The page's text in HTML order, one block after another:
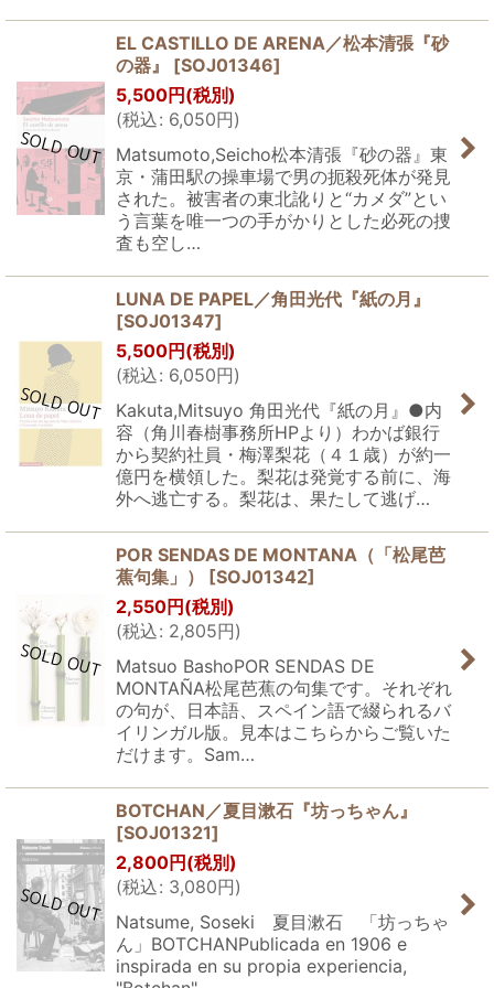
EL CASTILLO DE ARENA／松本清張『砂
の器』
[SOJ01346]
5,500円 (税別)
(税込: 6,050円)
Matsumoto,Seicho松本清張『砂の器』東
京・蒲田駅の操車場で男の扼殺死体が発見
された。被害者の東北訛りと“カメダ”とい
う言葉を唯一つの手がかりとした必死の捜
査も空し…
LUNA DE PAPEL／角田光代『紙の月』
[SOJ01347]
5,500円 (税別)
(税込: 6,050円)
Kakuta,Mitsuyo 角田光代『紙の月』●内
容（角川春樹事務所HPより）わかば銀行
から契約社員・梅澤梨花（４１歳）が約一
億円を横領した。梨花は発覚する前に、海
外へ逃亡する。梨花は、果たして逃げ…
POR SENDAS DE MONTANA（「松尾芭
蕉句集」）
[SOJ01342]
2,550円 (税別)
(税込: 2,805円)
Matsuo BashoPOR SENDAS DE
MONTAÑA松尾芭蕉の句集です。それぞれ
の句が、日本語、スペイン語で綴られるバ
イリンガル版。見本はこちらからご覧いた
だけます。Sam…
BOTCHAN／夏目漱石『坊っちゃん』
[SOJ01321]
2,800円 (税別)
(税込: 3,080円)
Natsume, Soseki 夏目漱石 「坊っちゃ
ん」BOTCHANPublicada en 1906 e
inspirada en su propia experiencia,